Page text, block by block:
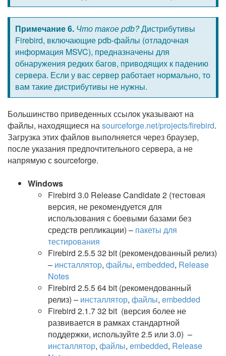
Примечание 6. Что такое pdb?Дистрибутивы
Firebird, включающие pdb-файлы (отладочная
информация MSVC), предназначены для
обнаружения редких багов, приводящих к падению
сервера. Если у вас сервер работает нормально, то
вам такие дистрибутивы не нужны.
Большинство приведенных ссылок указывают на
файлы, находящиеся наsourceforge.net/projects/firebird.
Загрузка этих файлов выполняется через браузер,
после указания предпочтительного сервера, а не
напрямую с sourceforge.
Windows
Firebird 3.0 Release Candidate 2 (тестовая
версия, не рекомендуется для
использования с боевыми базами без
средств репликации) – пакеты для
тестирования
Firebird 2.5.5 32 bit (рекомендованный релиз)
– инсталлятор, файлы, embedded, Release
Notes
Firebird 2.5.5 64 bit (рекомендованный
релиз) – инсталлятор, файлы, embedded
Firebird 2.1.732 bit (версия более не
развивается в рамках стандартной
поддержки, используйте 2.5 или 3.0) –
инсталлятор, файлы, embedded, Release